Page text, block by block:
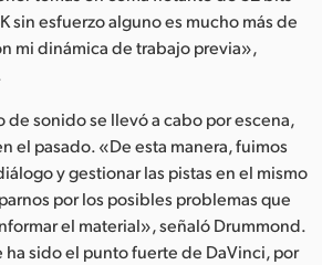
sin esfuerzo alguno es mucho más de
mi dinámica de trabajo previa»,
de sonido se llevó a cabo por escena,
el pasado. «De esta manera, fuimos
y gestionar las pistas en el mismo
por los posibles problemas que
el material», señaló Drummond.
sido el punto fuerte de DaVinci, por